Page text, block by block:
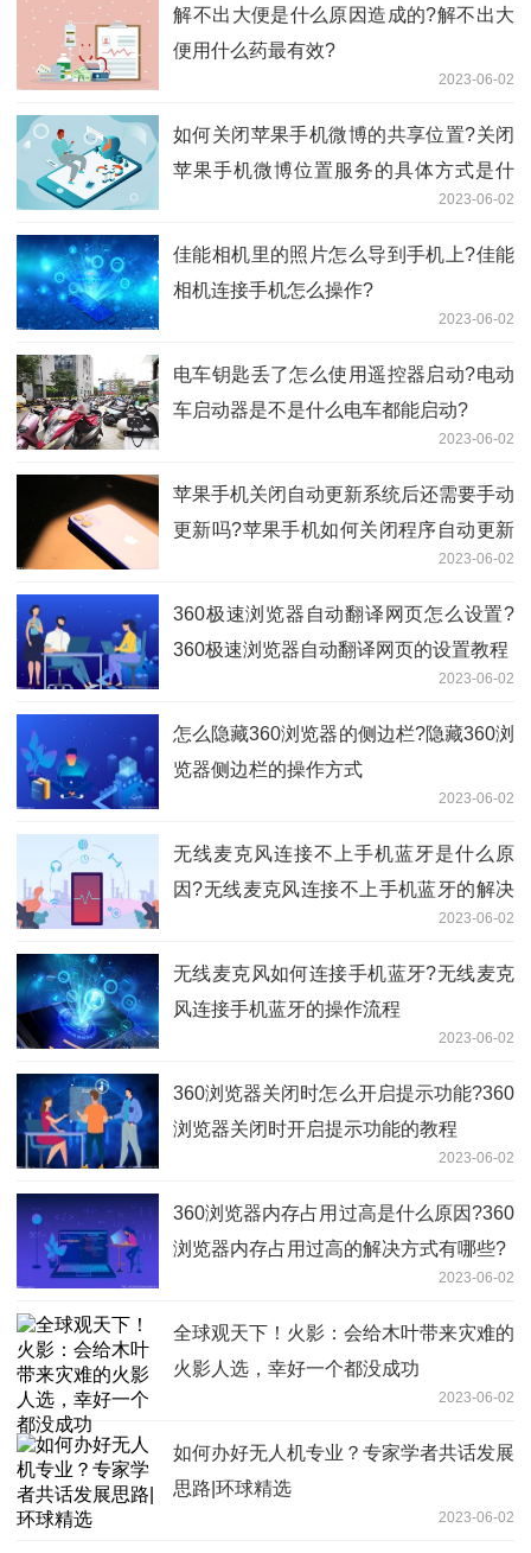
​解不出大便是什么原因造成的?解不出大
便用什么药最有效?
2023-06-02
如何关闭苹果手机微博的共享位置?关闭
苹果手机微博位置服务的具体方式是什
2023-06-02
佳能相机里的照片怎么导到手机上?佳能
相机连接手机怎么操作?
2023-06-02
电车钥匙丢了怎么使用遥控器启动?电动
车启动器是不是什么电车都能启动?
2023-06-02
苹果手机关闭自动更新系统后还需要手动
更新吗?苹果手机如何关闭程序自动更新
2023-06-02
360极速浏览器自动翻译网页怎么设置?
360极速浏览器自动翻译网页的设置教程
2023-06-02
怎么隐藏360浏览器的侧边栏?隐藏360浏
览器侧边栏的操作方式
2023-06-02
无线麦克风连接不上手机蓝牙是什么原
因?无线麦克风连接不上手机蓝牙的解决
2023-06-02
无线麦克风如何连接手机蓝牙?无线麦克
风连接手机蓝牙的操作流程
2023-06-02
360浏览器关闭时怎么开启提示功能?360
浏览器关闭时开启提示功能的教程
2023-06-02
360浏览器内存占用过高是什么原因?360
浏览器内存占用过高的解决方式有哪些?
2023-06-02
全球观天下！火影：会给木叶带来灾难的
火影人选，幸好一个都没成功
2023-06-02
如何办好无人机专业？专家学者共话发展
思路|环球精选
2023-06-02